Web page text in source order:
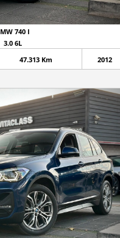
740 I
3.0 6L
47.313 Km 2012